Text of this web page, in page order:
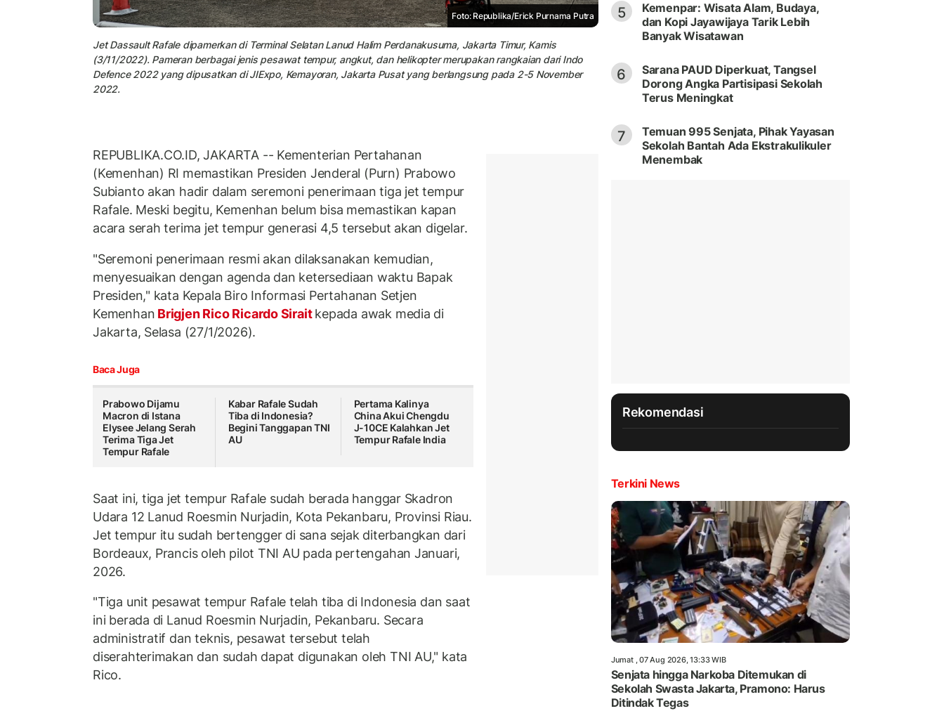
Foto: Republika/Erick Purnama Putra
Jet Dassault Rafale dipamerkan di Terminal Selatan Lanud Halim Perdanakusuma, Jakarta Timur, Kamis
(3/11/2022). Pameran berbagai jenis pesawat tempur, angkut, dan helikopter merupakan rangkaian dari Indo
Defence 2022 yang dipusatkan di JIExpo, Kemayoran, Jakarta Pusat yang berlangsung pada 2-5 November
2022.
REPUBLIKA.CO.ID, JAKARTA -- Kementerian Pertahanan
(Kemenhan) RI memastikan Presiden Jenderal (Purn) Prabowo
Subianto akan hadir dalam seremoni penerimaan tiga jet tempur
Rafale. Meski begitu, Kemenhan belum bisa memastikan kapan
acara serah terima jet tempur generasi 4,5 tersebut akan digelar.
"Seremoni penerimaan resmi akan dilaksanakan kemudian,
menyesuaikan dengan agenda dan ketersediaan waktu Bapak
Presiden," kata Kepala Biro Informasi Pertahanan Setjen
Kemenhan Brigjen Rico Ricardo Siraitkepada awak media di
Jakarta, Selasa (27/1/2026).
Baca Juga
Prabowo Dijamu
Macron di Istana
Elysee Jelang Serah
Terima Tiga Jet
Tempur Rafale
Kabar Rafale Sudah
Tiba di Indonesia?
Begini Tanggapan TNI
AU
Pertama Kalinya
China Akui Chengdu
J-10CE Kalahkan Jet
Tempur Rafale India
Saat ini, tiga jet tempur Rafale sudah berada hanggar Skadron
Udara 12 Lanud Roesmin Nurjadin, Kota Pekanbaru, Provinsi Riau.
Jet tempur itu sudah bertengger di sana sejak diterbangkan dari
Bordeaux, Prancis oleh pilot TNI AU pada pertengahan Januari,
2026.
"Tiga unit pesawat tempur Rafale telah tiba di Indonesia dan saat
ini berada di Lanud Roesmin Nurjadin, Pekanbaru. Secara
administratif dan teknis, pesawat tersebut telah
diserahterimakan dan sudah dapat digunakan oleh TNI AU," kata
Rico.
5
Kemenpar: Wisata Alam, Budaya,
dan Kopi Jayawijaya Tarik Lebih
Banyak Wisatawan
6
Sarana PAUD Diperkuat, Tangsel
Dorong Angka Partisipasi Sekolah
Terus Meningkat
7
Temuan 995 Senjata, Pihak Yayasan
Sekolah Bantah Ada Ekstrakulikuler
Menembak
Rekomendasi
Terkini News
Jumat , 07 Aug 2026, 13:33 WIB
Senjata hingga Narkoba Ditemukan di
Sekolah Swasta Jakarta, Pramono: Harus
Ditindak Tegas